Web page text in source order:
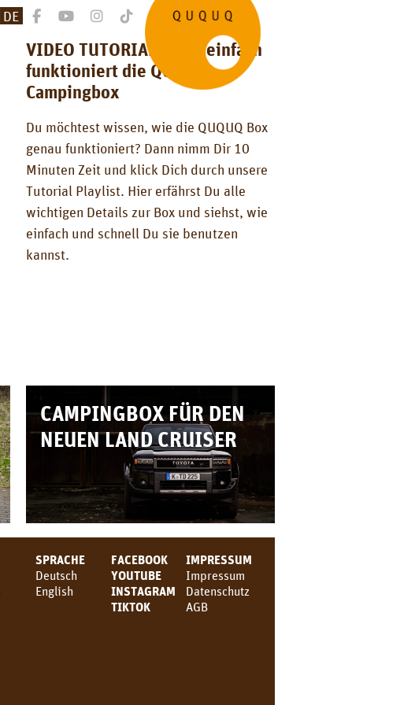
DE
VIDEO TUTORIALS – so einfach
funktioniert die QUQUQ
Campingbox
Du möchtest wissen, wie die QUQUQ Box
genau funktioniert? Dann nimm Dir 10
Minuten Zeit und klick Dich durch unsere
Tutorial Playlist. Hier erfährst Du alle
wichtigen Details zur Box und siehst, wie
einfach und schnell Du sie benutzen
kannst.
CAMPINGBOX FÜR DEN
NEUEN LAND CRUISER
SPRACHE
Deutsch
English
FACEBOOK
YOUTUBE
INSTAGRAM
TIKTOK
IMPRESSUM
Impressum
Datenschutz
AGB